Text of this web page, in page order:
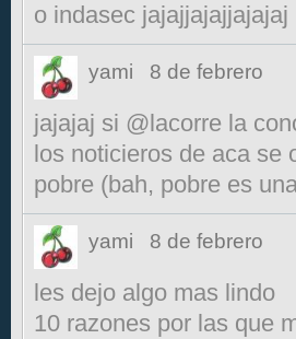
o indasec jajajjajajjajajaj
yami 8 de febrero
jajajaj si @lacorre la
los noticieros de aca se
pobre (bah, pobre es
yami 8 de febrero
les dejo algo mas lindo
10 razones por las que